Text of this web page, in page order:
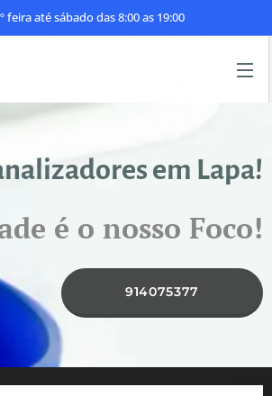
feira até sábado das 8:00 as 19:00
em Lapa!
é o nosso Foco!
914075377